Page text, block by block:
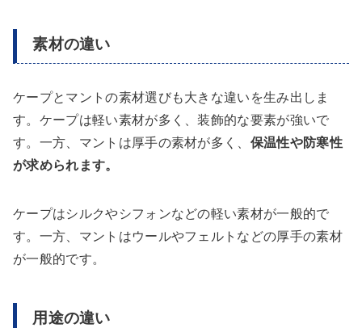
素材の違い
ケープとマントの素材選びも大きな違いを生み出しま
す。ケープは軽い素材が多く、装飾的な要素が強いで
す。一方、マントは厚手の素材が多く、 保温性や防寒性
が求められます。
ケープはシルクやシフォンなどの軽い素材が一般的で
す。一方、マントはウールやフェルトなどの厚手の素材
が一般的です。
用途の違い